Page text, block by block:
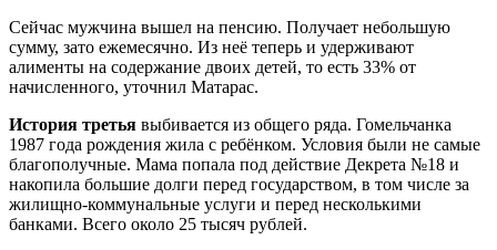
Сейчас мужчина вышел на пенсию. Получает небольшую
сумму, зато ежемесячно. Из неё теперь и удерживают
алименты на содержание двоих детей, то есть 33% от
начисленного, уточнил Матарас.
История третья выбивается из общего ряда. Гомельчанка
1987 года рождения жила с ребёнком. Условия были не самые
благополучные. Мама попала под действие Декрета №18 и
накопила большие долги перед государством, в том числе за
жилищно-коммунальные услуги и перед несколькими
банками. Всего около 25 тысяч рублей.